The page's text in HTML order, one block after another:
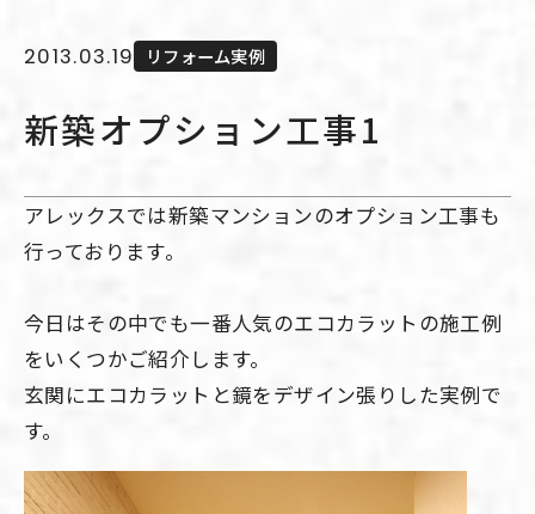
2013.03.19 リフォーム実例
新築オプション工事1
アレックスでは新築マンションのオプション工事も
行っております。
今日はその中でも一番人気のエコカラットの施工例
をいくつかご紹介します。
玄関にエコカラットと鏡をデザイン張りした実例で
す。